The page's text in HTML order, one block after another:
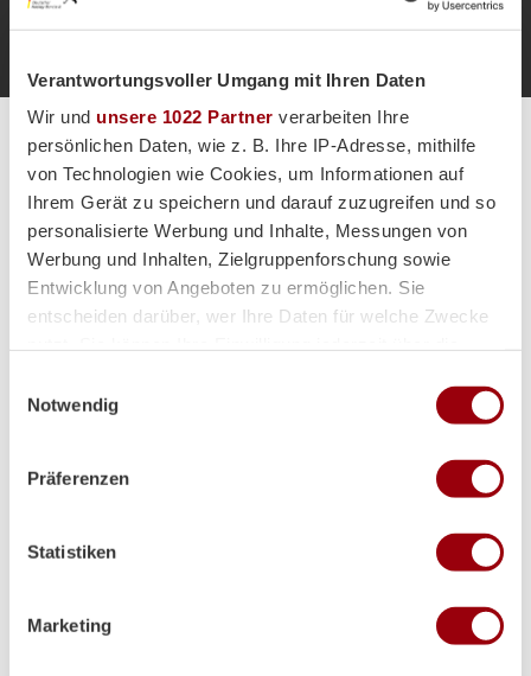
Verantwortungsvoller Umgang mit Ihren Daten
Wir und unsere 1022 Partner verarbeiten Ihre
persönlichen Daten, wie z. B. Ihre IP-Adresse, mithilfe
von Technologien wie Cookies, um Informationen auf
Ihrem Gerät zu speichern und darauf zuzugreifen und so
personalisierte Werbung und Inhalte, Messungen von
Werbung und Inhalten, Zielgruppenforschung sowie
Entwicklung von Angeboten zu ermöglichen. Sie
entscheiden darüber, wer Ihre Daten für welche Zwecke
Trigger Symbol ändern oder widerrufen
Informationen über Ihre geografische Lage erfassen,
Ihr Gerät durch aktives Scannen nach bestimmten
Merkmalen (Fingerprinting) identifizieren
verarbeitet werden, und legen Sie Ihre Präferenzen im
Abschnitt Einzelheiten
Notwendig
Präferenzen
Statistiken
Marketing
Zur Startseite
Alle Spiele unserer Danas und Honamas live und kostenfrei
Hauptpartner